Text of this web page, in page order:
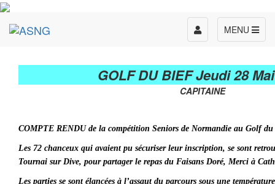
MENU
Toggle
navigation
GOLF DU BIEF Jeudi 28
CAPITAINE
COMPTE RENDU de la compétition Seniors de Normandie au Golf
Les 72 chanceux qui avaient pu sécuriser leur inscription, se sont
Tournai sur Dive, pour partager le repas du Faisans Doré, Merci à
Les parties se sont élancées à l’assaut du parcours sous une